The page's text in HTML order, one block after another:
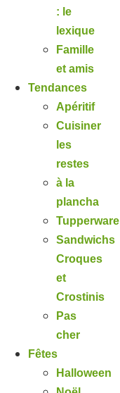
: le
lexique
Famille
et amis
Tendances
Apéritif
Cuisiner
les
restes
à la
plancha
Tupperware
Sandwichs
Croques
et
Crostinis
Pas
cher
Fêtes
Halloween